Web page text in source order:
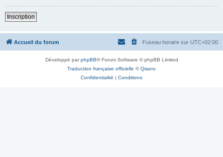
Inscription
Accueil du forum Fuseau horaire sur UTC+02:00
Développé parphpBB® Forum Software © phpBB Limited
Traduction française officielle ©Qiaeru
Confidentialité | Conditions